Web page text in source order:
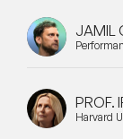
JAMIL
PROF.
Harvard